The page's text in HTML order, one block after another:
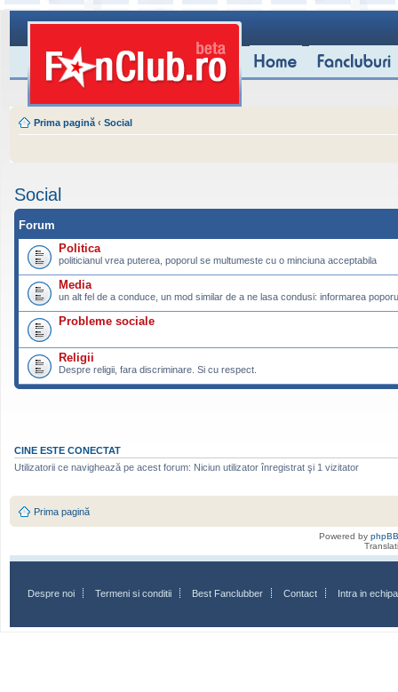
Prima pagină ‹ Social
Social
Forum
Politica
politicianul vrea puterea, poporul se multumeste cu o minciuna acceptabila
Media
un alt fel de a conduce, un mod similar de a ne lasa condusi: informarea
Probleme sociale
Religii
Despre religii, fara discriminare. Si cu respect.
CINE ESTE CONECTAT
Utilizatorii ce navighează pe acest forum: Niciun utilizator înregistrat şi 1 vizitator
Prima pagină
Powered by phpBB
Despre noi Termeni si conditii Best Fanclubber Contact Intra in